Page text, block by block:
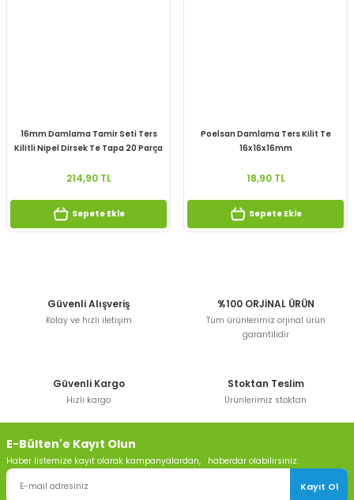
16mm Damlama Tamir Seti Ters
Kilitli Nipel Dirsek Te Tapa 20 Parça
214,90 TL
Sepete Ekle
Poelsan Damlama Ters Kilit Te
16x16x16mm
18,90 TL
Sepete Ekle
Güvenli Alışveriş
Kolay ve hızlı iletişim
%100 ORJİNAL ÜRÜN
Tüm ürünlerimiz orjinal ürün
garantilidir
Güvenli Kargo
Hızlı kargo
Stoktan Teslim
Ürünlerimiz stoktan
E-Bülten'e Kayıt Olun
Haber listemize kayıt olarak kampanyalardan, haberdar olabilirsiniz.
Kayıt Ol